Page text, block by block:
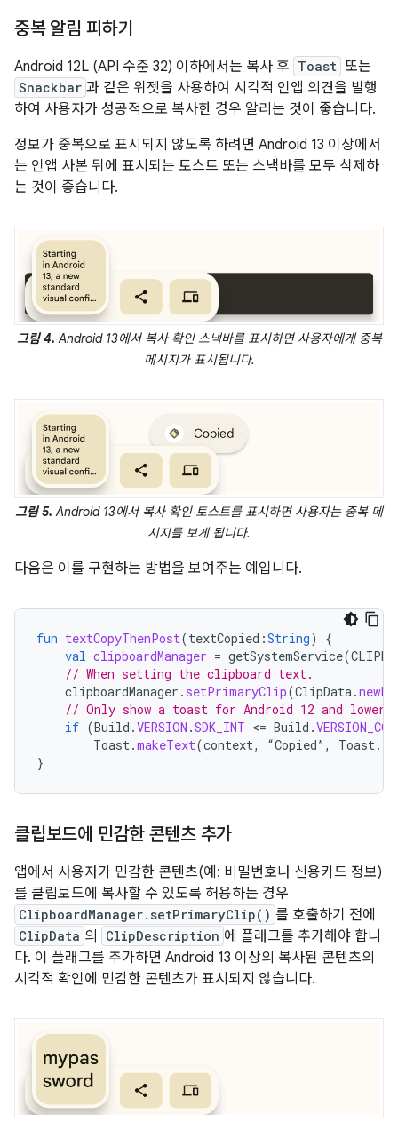
중복 알림 피하기
Android 12L (API 수준 32) 이하에서는 복사 후 Toast 또는
Snackbar 과 같은 위젯을 사용하여 시각적 인앱 의견을 발행
하여 사용자가 성공적으로 복사한 경우 알리는 것이 좋습니다.
정보가 중복으로 표시되지 않도록 하려면 Android 13 이상에서
는 인앱 사본 뒤에 표시되는 토스트 또는 스낵바를 모두 삭제하
는 것이 좋습니다.
그림 4. Android 13에서 복사 확인 스낵바를 표시하면 사용자에게 중복
메시지가 표시됩니다.
그림 5. Android 13에서 복사 확인 토스트를 표시하면 사용자는 중복 메
시지를 보게 됩니다.
다음은 이를 구현하는 방법을 보여주는 예입니다.
fun textCopyThenPost(textCopied :String)
{
val clipboardManager = getSystemService(
// When setting the clipboard text.
clipboardManager . setPrimaryClip(ClipData.
// Only show a toast for Android 12 and lower.
if (Build .VERSION .SDK_INT <= Build .
Toast.makeText(context, “Copied” , Toast.
}
클립보드에 민감한 콘텐츠 추가
앱에서 사용자가 민감한 콘텐츠(예: 비밀번호나 신용카드 정보)
를 클립보드에 복사할 수 있도록 허용하는 경우
ClipboardManager.setPrimaryClip() 를 호출하기 전에
ClipData 의 ClipDescription 에 플래그를 추가해야 합니
다. 이 플래그를 추가하면 Android 13 이상의 복사된 콘텐츠의
시각적 확인에 민감한 콘텐츠가 표시되지 않습니다.